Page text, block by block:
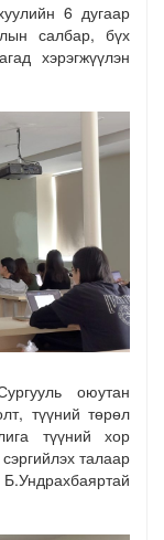
6 дугаар
салбар, бүх
хэрэгжүүлэн
оюутан
түүний төрөл
түүний хор
талаар